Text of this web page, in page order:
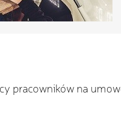
pracowników na